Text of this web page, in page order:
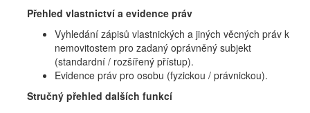
Přehled vlastnictví a evidence práv
Vyhledání zápisů vlastnických a jiných věcných práv k
nemovitostem pro zadaný oprávněný subjekt
(standardní / rozšířený přístup).
Evidence práv pro osobu (fyzickou / právnickou).
Stručný přehled dalších funkcí